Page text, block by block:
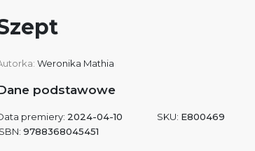
Weronika Mathia
podstawowe
premiery: 2024-04-10
9788368045451
SKU: E800469